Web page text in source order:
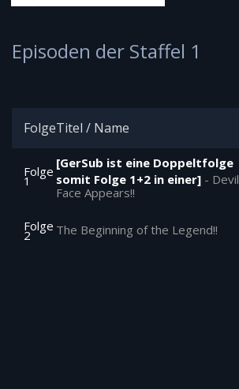
Episoden der Staffel 1
FolgeTitel / Name
Folge
1
[GerSub ist eine Doppeltfolge
somit Folge 1+2 in einer] - Devil
Face Appears!!
Folge
2 The Beginning of the Legend!!